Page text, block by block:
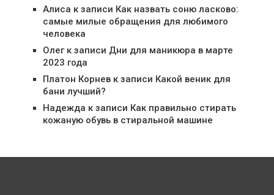
Алиса к записи Как назвать соню ласково:
самые милые обращения для любимого
человека
Олегк записи Дни для маникюра в марте
2023 года
Платон Корневк записи Какой веник для
бани лучший?
Надежда к записи Как правильно стирать
кожаную обувь в стиральной машине